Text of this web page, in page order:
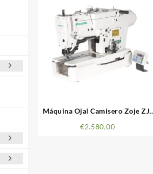
Máquina Ojal Camisero Zoje ZJ-
€2.580,00